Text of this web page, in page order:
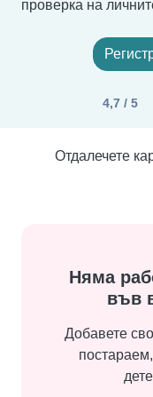
проверка на
4,7 / 5
Отдалечете
Няма
във
Добавете